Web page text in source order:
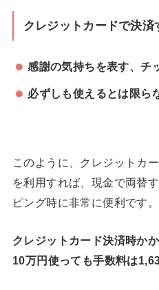
クレジットカードで決済
感謝の気持ちを表す、チ
必ずしも使えるとは限ら
このように、クレジットカ
を利用すれば、現金で両替
ピング時に非常に便利です。
クレジットカード決済時か
10万円使っても手数料は